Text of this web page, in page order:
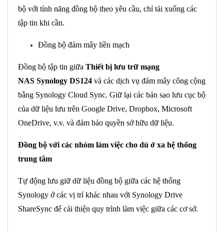
bộ với tính năng đồng bộ theo yêu cầu, chỉ tải xuống các
tập tin khi cần.
Đồng bộ đám mây liền mạch
Đồng bộ tập tin giữa Thiết bị lưu trữ mạng
NAS Synology DS124 và các dịch vụ đám mây công cộng
bằng Synology Cloud Sync. Giữ lại các bản sao lưu cục bộ
của dữ liệu lưu trên Google Drive, Dropbox, Microsoft
OneDrive, v.v. và đảm bảo quyền sở hữu dữ liệu.
Đồng bộ với các nhóm làm việc cho dù ở xa hệ thống
trung tâm
Tự động lưu giữ dữ liệu đồng bộ giữa các hệ thống
Synology ở các vị trí khác nhau với Synology Drive
ShareSync để cải thiện quy trình làm việc giữa các cơ sở.